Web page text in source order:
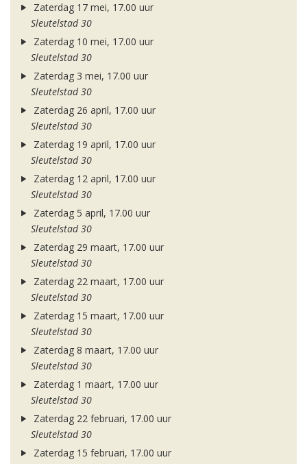
Zaterdag 17 mei, 17.00 uur
Sleutelstad 30
Zaterdag 10 mei, 17.00 uur
Sleutelstad 30
Zaterdag 3 mei, 17.00 uur
Sleutelstad 30
Zaterdag 26 april, 17.00 uur
Sleutelstad 30
Zaterdag 19 april, 17.00 uur
Sleutelstad 30
Zaterdag 12 april, 17.00 uur
Sleutelstad 30
Zaterdag 5 april, 17.00 uur
Sleutelstad 30
Zaterdag 29 maart, 17.00 uur
Sleutelstad 30
Zaterdag 22 maart, 17.00 uur
Sleutelstad 30
Zaterdag 15 maart, 17.00 uur
Sleutelstad 30
Zaterdag 8 maart, 17.00 uur
Sleutelstad 30
Zaterdag 1 maart, 17.00 uur
Sleutelstad 30
Zaterdag 22 februari, 17.00 uur
Sleutelstad 30
Zaterdag 15 februari, 17.00 uur